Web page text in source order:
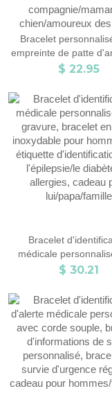
Bracelet
empreinte de patte
compagnie, bracelet
commémoratifs,
perte d'animal de
cadeau pour
animaux de
de chien/amoureux
$ 22.95
Bracelet
médicale
gravure, bracelet en
étiquette
l'épilepsie/le
allergies, cadeau
lui/papa/famille
$ 30.21